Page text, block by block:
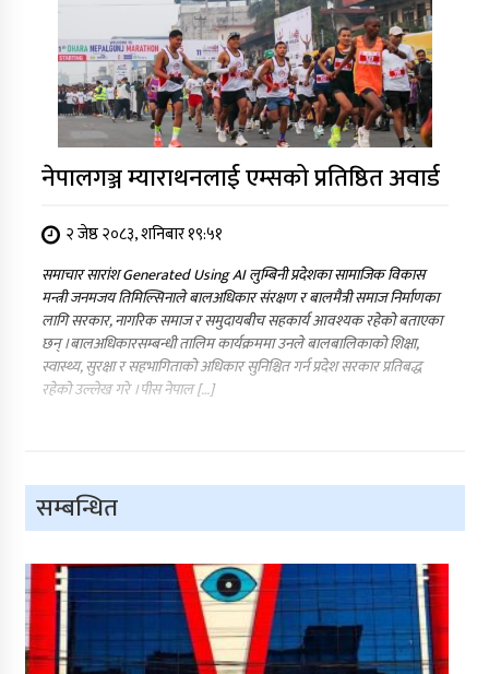
नेपालगञ्ज म्याराथनलाई एम्सको प्रतिष्ठित अवार्ड
२ जेष्ठ २०८३, शनिबार १९:५१
समाचार सारांश Generated Using AI लुम्बिनी प्रदेशका सामाजिक विकास
मन्त्री जनमजय तिमिल्सिनाले बालअधिकार संरक्षण र बालमैत्री समाज निर्माणका
लागि सरकार, नागरिक समाज र समुदायबीच सहकार्य आवश्यक रहेको बताएका
छन् ।बालअधिकारसम्बन्धी तालिम कार्यक्रममा उनले बालबालिकाको शिक्षा,
स्वास्थ्य, सुरक्षा र सहभागिताको अधिकार सुनिश्चित गर्न प्रदेश सरकार प्रतिबद्ध
रहेको उल्लेख गरे ।पीस नेपाल […]
सम्बन्धित